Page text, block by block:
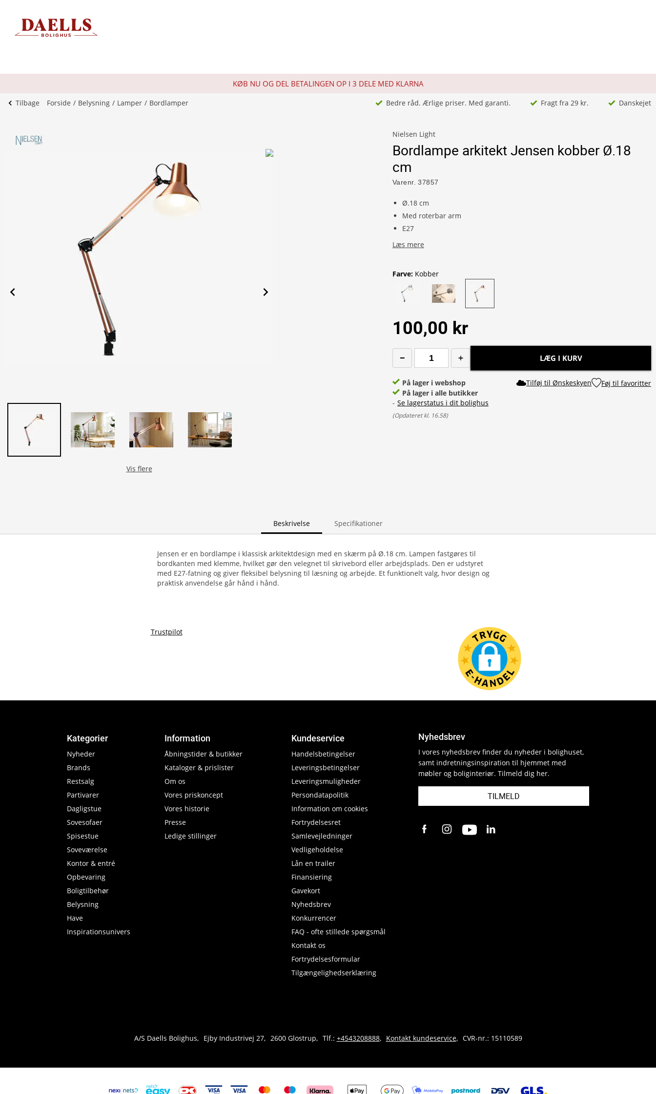
KØB NU OG DEL BETALINGEN OP I 3 DELE MED KLARNA
Tilbage Forside Belysning Lamper Bordlamper Bedre råd. Ærlige priser. Med garanti. Fragt fra 29 kr. Danskejet
Vis flere
Nielsen Light
Bordlampe arkitekt Jensen kobber Ø.18
cm
Varenr. 37857
Ø.18 cm
Med roterbar arm
E27
Læs mere
Farve: Kobber
100,00 kr
LÆG I KURV
På lager i webshop
På lager i alle butikker
- Se lagerstatus i dit bolighus
(Opdateret kl. 16.58)
Tilføj til Ønskeskyen Føj til favoritter
Beskrivelse Specifikationer
Jensen er en bordlampe i klassisk arkitektdesign med en skærm på Ø.18 cm. Lampen fastgøres til
bordkanten med klemme, hvilket gør den velegnet til skrivebord eller arbejdsplads. Den er udstyret
med E27-fatning og giver fleksibel belysning til læsning og arbejde. Et funktionelt valg, hvor design og
praktisk anvendelse går hånd i hånd.
Trustpilot
Kategorier
Nyheder
Brands
Restsalg
Partivarer
Dagligstue
Sovesofaer
Spisestue
Soveværelse
Kontor & entré
Opbevaring
Boligtilbehør
Belysning
Have
Inspirationsunivers
Information
Åbningstider & butikker
Kataloger & prislister
Om os
Vores priskoncept
Vores historie
Presse
Ledige stillinger
Kundeservice
Handelsbetingelser
Leveringsbetingelser
Leveringsmuligheder
Persondatapolitik
Information om cookies
Fortrydelsesret
Samlevejledninger
Vedligeholdelse
Lån en trailer
Finansiering
Gavekort
Nyhedsbrev
Konkurrencer
FAQ - ofte stillede spørgsmål
Kontakt os
Fortrydelsesformular
Tilgængelighedserklæring
Nyhedsbrev
I vores nyhedsbrev finder du nyheder i bolighuset,
samt indretningsinspiration til hjemmet med
møbler og boliginteriør. Tilmeld dig her.
TILMELD
A/S Daells Bolighus Ejby Industrivej 27 2600 Glostrup Tlf.: +4543208888 Kontakt kundeservice CVR-nr.: 15110589